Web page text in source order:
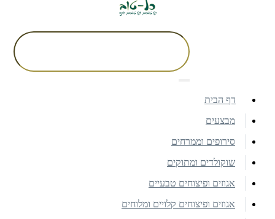
דף הבית
מבצעים
סירופים וממרחים
שוקולדים ומתוקים
אגוזים ופיצוחים טבעיים
אגוזים ופיצוחים קלויים ומלוחים